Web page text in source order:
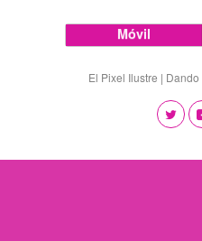
Móvil
El Pixel Ilustre |